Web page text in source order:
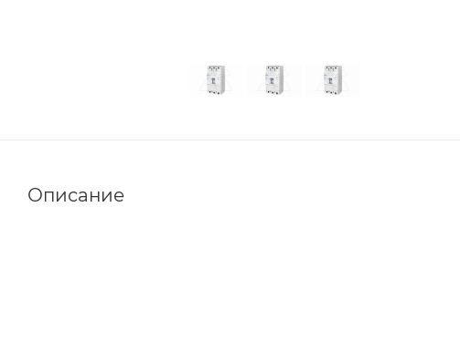
Описание